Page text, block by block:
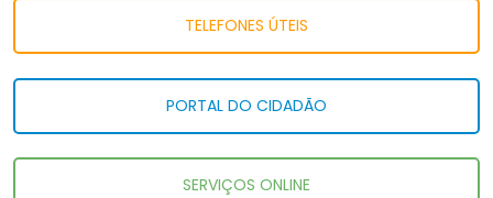
TELEFONES ÚTEIS
PORTAL DO CIDADÃO
SERVIÇOS ONLINE